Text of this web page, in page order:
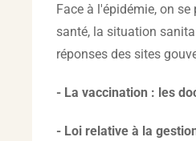
Face à l'épidémie, on
santé, la situation
réponses des sites
- La vaccination : les
- Loi relative à la